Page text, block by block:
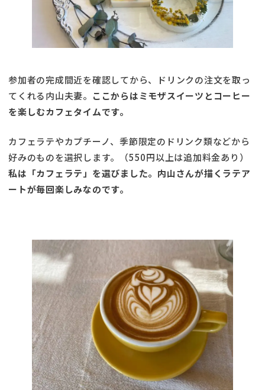
参加者の完成間近を確認してから、ドリンクの注文を取っ
てくれる内山夫妻。 ここからはミモザスイーツとコーヒー
を楽しむカフェタイムです。
カフェラテやカプチーノ、季節限定のドリンク類などから
好みのものを選択します。（550円以上は追加料金あり）
私は「カフェラテ」を選びました。内山さんが描くラテア
ートが毎回楽しみなのです。